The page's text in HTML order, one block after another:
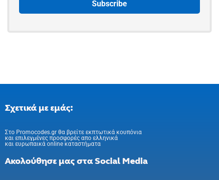
Σχετικά με εμάς:
Στo Promocodes.gr θα βρείτε εκπτωτικά κουπόνια
και επιλεγμένες προσφορές απο ελληνικά
και ευρωπαικά online καταστήματα
Ακολούθησε μας στα Social Media